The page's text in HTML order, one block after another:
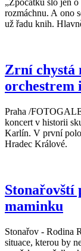
„Zpočátku šlo jen
rozmáchnu. A ono
už řadu knih.
Zrní chystá
orchestrem
Praha /
koncert v historii
Karlín. V první
Hradec Králové.
Stonařovští
maminku
Stonařov - Rodina
situace, kterou by